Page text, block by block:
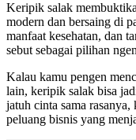
Keripik salak
modern dan bersaing di
manfaat kesehatan, dan
sebut sebagai pilihan
Kalau kamu pengen
lain, keripik salak bisa
jatuh cinta sama
peluang bisnis yang